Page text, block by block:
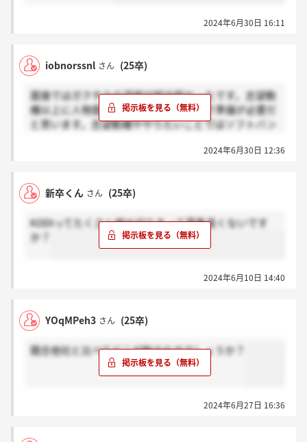
2024年6月30日 16:11
iobnorssnl さん (25卒)
面接ではガクチカの深堀が相当鋭かったです。志望動
機以上に人物面の質問が厳しかったので準備が必要だ
と思います。志望動機ややりたいことではソフトバン
2024年6月30日 12:36
新卒くん さん (25卒)
KDDIってたくさん締め切りあって募集長くないです
か？
2024年6月10日 14:40
YOqMPeh3 さん (25卒)
競合他社と比べてどこが魅力なのでしょうか？
2024年6月27日 16:36